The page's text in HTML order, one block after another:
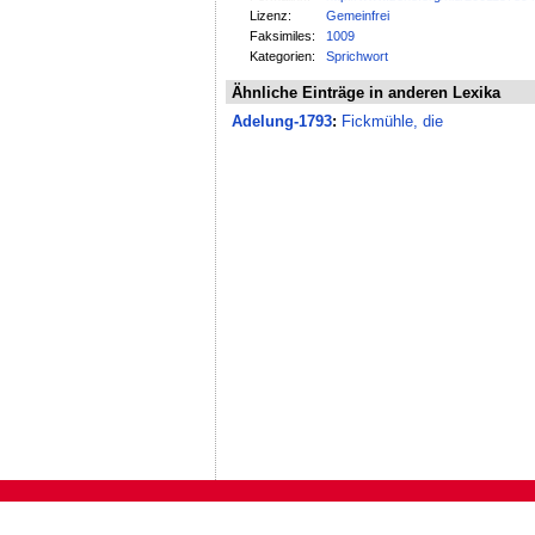
Lizenz:
Gemeinfrei
Faksimiles:
1009
Kategorien:
Sprichwort
Ähnliche Einträge in anderen Lexika
Adelung-1793: Fickmühle, die